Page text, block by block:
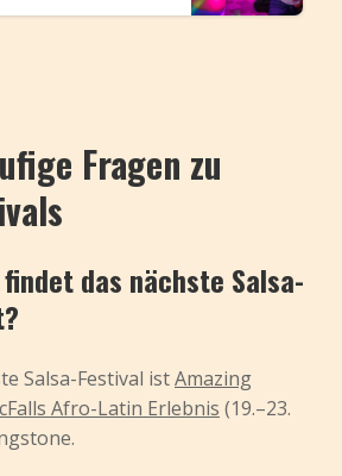
Fragen zu
das nächste Salsa-
Salsa-Festival istAmazing
Afro-Latin Erlebnis (19.–23.